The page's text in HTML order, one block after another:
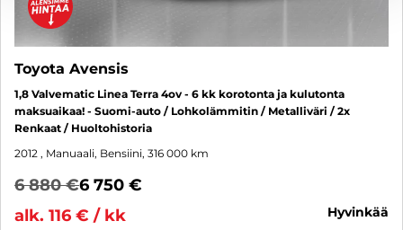
Toyota Avensis
1,8 Valvematic Linea Terra 4ov - 6 kk korotonta ja kulutonta
maksuaikaa! - Suomi-auto / Lohkolämmitin / Metalliväri / 2x
Renkaat / Huoltohistoria
2012 , Manuaali, Bensiini, 316 000 km
6 880 €6 750 €
alk. 116 € / kk
hyvinkää